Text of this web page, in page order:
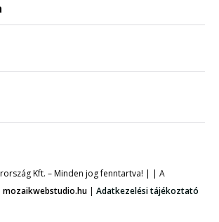
Kft. – Minden jog fenntartva! | | A
mozaikwebstudio.hu | Adatkezelési tájékoztató